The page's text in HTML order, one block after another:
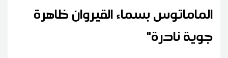
الماماتوس بسماء القيروان ظاهرة
جوية نادرة"